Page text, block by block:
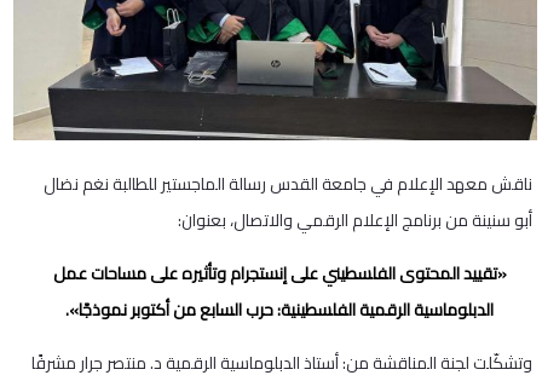
ناقش معهد الإعلام في جامعة القدس رسالة الماجستير للطالبة نغم نضال
أبو سنينة من برنامج الإعلام الرقمي والاتصال، بعنوان:
«تقييد المحتوى الفلسطيني على إنستجرام وتأثيره على مساحات عمل
الدبلوماسية الرقمية الفلسطينية: حرب السابع من أكتوبر نموذجًا».
وتشكّلت لجنة المناقشة من: أستاذ الدبلوماسية الرقمية د. منتصر جرار مشرفًا